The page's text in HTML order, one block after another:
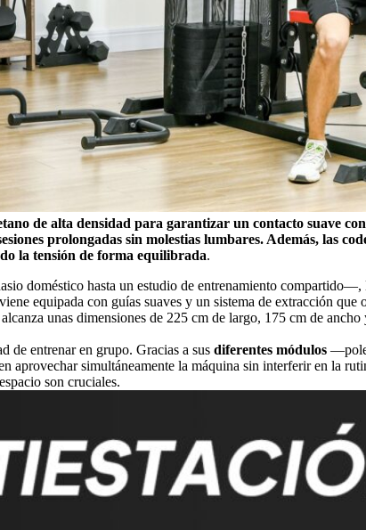
de alta densidad para garantizar un contacto suave
prolongadas sin molestias lumbares. Además, las
la tensión de forma equilibrada.
doméstico hasta un estudio de entrenamiento
equipada con guías suaves y un sistema de extracción
unas dimensiones de 225 cm de largo, 175 cm de
de entrenar en grupo. Gracias a sus diferentes módulos
aprovechar simultáneamente la máquina sin interferir en la
son cruciales.